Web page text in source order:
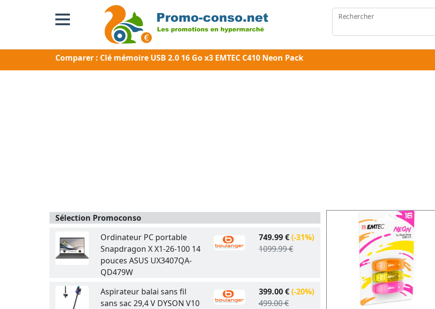
Rechercher
Comparer : Clé mémoire USB 2.0 16 Go x3 EMTEC C410 Neon Pack
Sélection Promoconso
Ordinateur PC portable
Snapdragon X X1-26-100 14
pouces ASUS UX3407QA-
QD479W
749.99 €(-31%)
1099.99 €
Aspirateur balai sans fil
sans sac 29,4 V DYSON V10
399.00 €(-20%)
499.00 €